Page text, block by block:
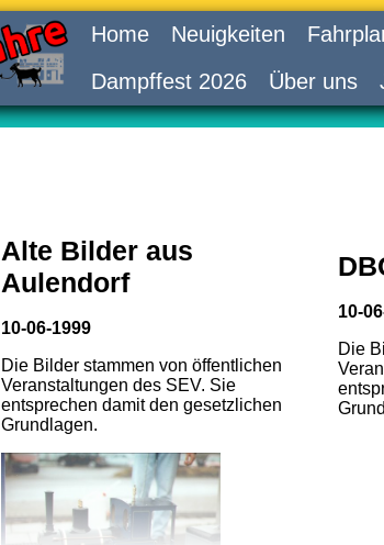
Home Neuigkeiten
Dampffest 2026
Über uns
Alte Bilder aus
Aulendorf
10-06-1999
Die Bilder stammen von öffentlichen
Veranstaltungen des SEV. Sie
entsprechen damit den gesetzlichen
Grundlagen.
10-
Die